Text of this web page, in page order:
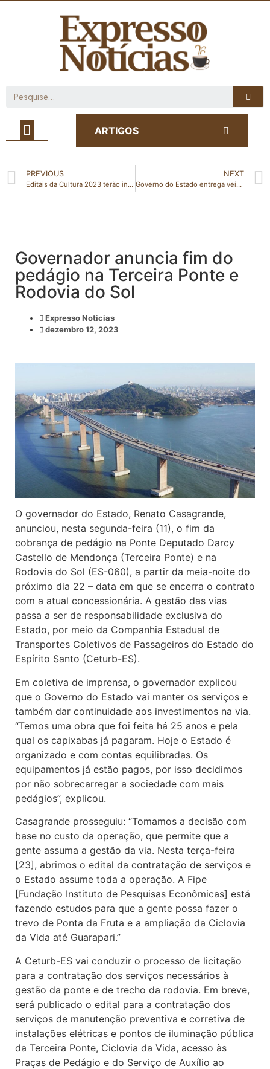
ARTIGOS
PREVIOUS
Editais da Cultura 2023 terão investimento recorde de R$ 16,3 milhões
NEXT
Governo do Estado entrega veículos para municípios: Marilândia, Nova Venécia, Pancas e Rio Bananal estão entre os contemplados
Governador anuncia fim do
pedágio na Terceira Ponte e
Rodovia do Sol
Expresso Noticias
dezembro 12, 2023
O governador do Estado, Renato Casagrande,
anunciou, nesta segunda-feira (11), o fim da
cobrança de pedágio na Ponte Deputado Darcy
Castello de Mendonça (Terceira Ponte) e na
Rodovia do Sol (ES-060), a partir da meia-noite do
próximo dia 22 – data em que se encerra o contrato
com a atual concessionária. A gestão das vias
passa a ser de responsabilidade exclusiva do
Estado, por meio da Companhia Estadual de
Transportes Coletivos de Passageiros do Estado do
Espírito Santo (Ceturb-ES).
Em coletiva de imprensa, o governador explicou
que o Governo do Estado vai manter os serviços e
também dar continuidade aos investimentos na via.
“Temos uma obra que foi feita há 25 anos e pela
qual os capixabas já pagaram. Hoje o Estado é
organizado e com contas equilibradas. Os
equipamentos já estão pagos, por isso decidimos
por não sobrecarregar a sociedade com mais
pedágios”, explicou.
Casagrande prosseguiu: “Tomamos a decisão com
base no custo da operação, que permite que a
gente assuma a gestão da via. Nesta terça-feira
[23], abrimos o edital da contratação de serviços e
o Estado assume toda a operação. A Fipe
[Fundação Instituto de Pesquisas Econômicas] está
fazendo estudos para que a gente possa fazer o
trevo de Ponta da Fruta e a ampliação da Ciclovia
da Vida até Guarapari.”
A Ceturb-ES vai conduzir o processo de licitação
para a contratação dos serviços necessários à
gestão da ponte e de trecho da rodovia. Em breve,
será publicado o edital para a contratação dos
serviços de manutenção preventiva e corretiva de
instalações elétricas e pontos de iluminação pública
da Terceira Ponte, Ciclovia da Vida, acesso às
Praças de Pedágio e do Serviço de Auxílio ao